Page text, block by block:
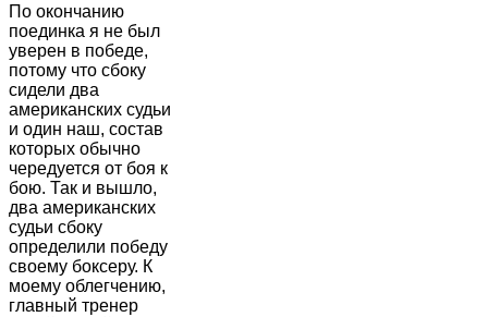
По окончанию
поединка я не был
уверен в победе,
потому что сбоку
сидели два
американских судьи
и один наш, состав
которых обычно
чередуется от боя к
бою. Так и вышло,
два американских
судьи сбоку
определили победу
своему боксеру. К
моему облегчению,
главный тренер